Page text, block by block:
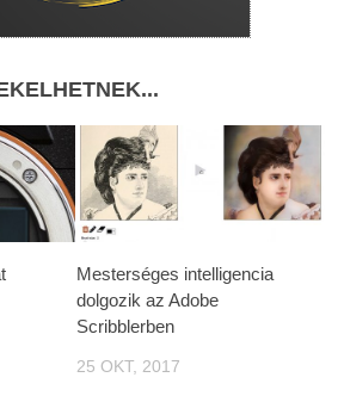
Mesterséges intelligencia
dolgozik az Adobe
Scribblerben
25 OKT, 2017